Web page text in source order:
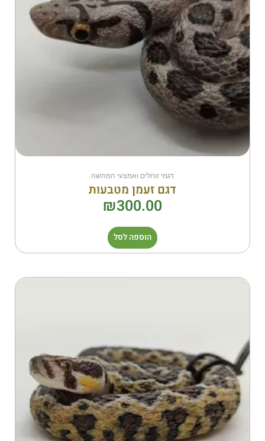
דגמי זוחלים ואמצעי המחשה
דגם זעמן מטבעות
₪300.00
הוספה לסל